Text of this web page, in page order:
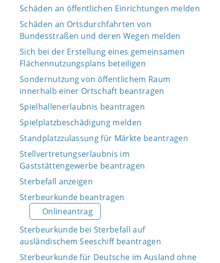
Schäden an öffentlichen Einrichtungen melden
Schäden an Ortsdurchfahrten von
Bundesstraßen und deren Wegen melden
Sich bei der Erstellung eines gemeinsamen
Flächennutzungsplans beteiligen
Sondernutzung von öffentlichem Raum
innerhalb einer Ortschaft beantragen
Spielhallenerlaubnis beantragen
Spielplatzbeschädigung melden
Standplatzzulassung für Märkte beantragen
Stellvertretungserlaubnis im
Gaststättengewerbe beantragen
Sterbefall anzeigen
Sterbeurkunde beantragen
Onlineantrag
Sterbeurkunde bei Sterbefall auf
ausländischem Seeschiff beantragen
Sterbeurkunde für Deutsche im Ausland ohne